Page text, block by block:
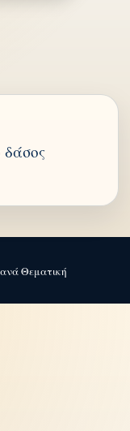
Θεματική